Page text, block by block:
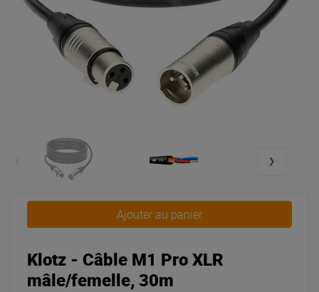
Ajouter au panier
Klotz - Câble M1 Pro XLR
mâle/femelle, 30m